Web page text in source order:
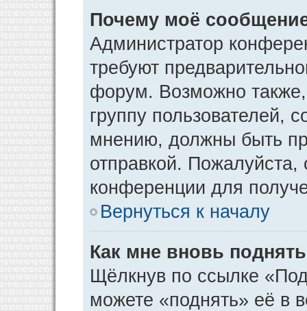
Почему моё
Администратор
требуют
форум. Возможно
группу пользователей,
мнению, должны быть
отправкой.
конференции для
Вернуться к началу
Как мне вновь
Щёлкнув по ссылке
можете «поднять» её в